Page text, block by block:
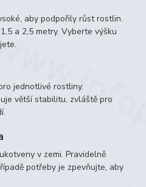
aby podpořily růst rostlin.
a 2,5 metry. Vyberte výšku
jednotlivé rostliny.
větší stabilitu, zvláště pro
v zemi. Pravidelně
potřeby je zpevňujte, aby